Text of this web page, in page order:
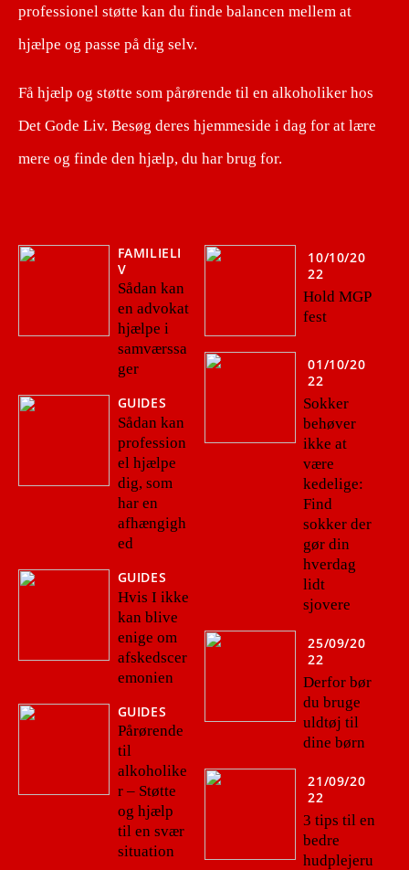
professionel støtte kan du finde balancen mellem at
hjælpe og passe på dig selv.
Få hjælp og støtte som pårørende til en alkoholiker hos
Det Gode Liv. Besøg deres hjemmeside i dag for at lære
mere og finde den hjælp, du har brug for.
FAMILIELI
V
Sådan kan
en advokat
hjælpe i
samværssa
ger
GUIDES
Sådan kan
profession
el hjælpe
dig, som
har en
afhængigh
ed
GUIDES
Hvis I ikke
kan blive
enige om
afskedscer
emonien
GUIDES
Pårørende
til
alkoholike
r – Støtte
og hjælp
til en svær
situation
10/10/20
22
Hold MGP
fest
01/10/20
22
Sokker
behøver
ikke at
være
kedelige:
Find
sokker der
gør din
hverdag
lidt
sjovere
25/09/20
22
Derfor bør
du bruge
uldtøj til
dine børn
21/09/20
22
3 tips til en
bedre
hudplejeru